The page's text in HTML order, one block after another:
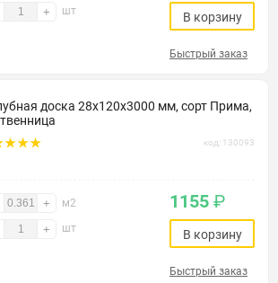
+ шт В корзину
Быстрый заказ
доска 28х120х3000 мм, сорт Прима,
код: 130093
+ м2
+ шт
1155 ₽
В корзину
Быстрый заказ